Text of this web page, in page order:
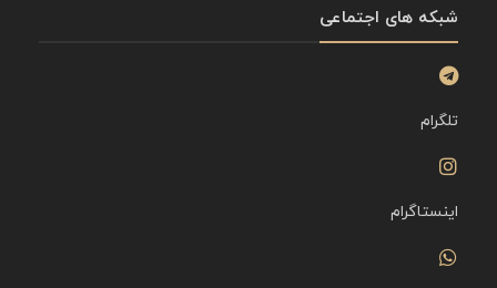
شبکه های اجتماعی
تلگرام
اینستاگرام